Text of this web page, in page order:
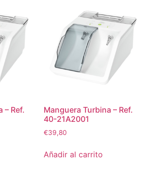
– Ref.
Manguera Turbina – Ref.
40-21A2001
€39,80
Añadir al carrito